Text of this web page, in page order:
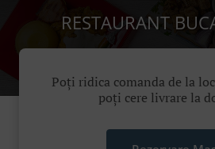
RESTAURANT
Poți ridica comanda de la
poți cere livrare la